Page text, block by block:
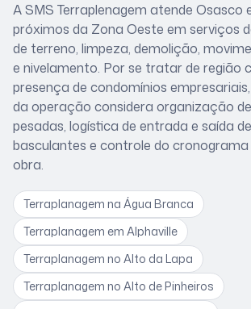
A SMS Terraplenagem atende Osasco
próximos da Zona Oeste em serviços
de terreno, limpeza, demolição,
e nivelamento. Por se tratar de região
presença de condomínios empresariais
da operação considera organização
pesadas, logística de entrada e saída
basculantes e controle do
obra.
Terraplanagem na Água Branca
Terraplanagem em Alphaville
Terraplanagem no Alto da Lapa
Terraplanagem no Alto de Pinheiros